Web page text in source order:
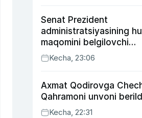
Senat Prezident
administratsiyasining
maqomini belgilovchi
konstitutsiyaviy qonunni
ma’qulladi
Kecha, 23:06
Axmat Qodirovga
Qahramoni unvoni
Kecha, 22:31